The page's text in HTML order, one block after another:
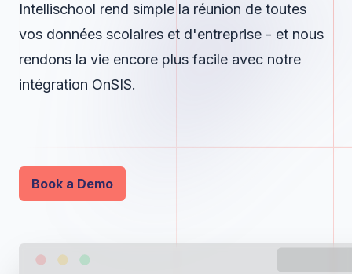
Intellischool rend simple la réunion de toutes
vos données scolaires et d'entreprise - et nous
rendons la vie encore plus facile avec notre
intégration OnSIS.
Book a Demo